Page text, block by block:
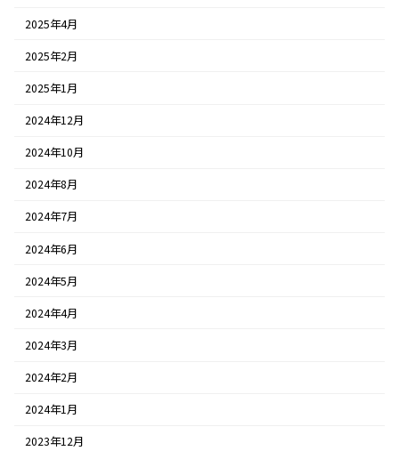
2025年4月
2025年2月
2025年1月
2024年12月
2024年10月
2024年8月
2024年7月
2024年6月
2024年5月
2024年4月
2024年3月
2024年2月
2024年1月
2023年12月